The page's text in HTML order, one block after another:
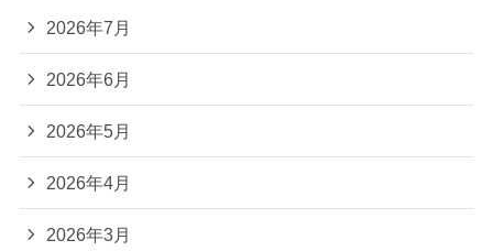
2026年7月
2026年6月
2026年5月
2026年4月
2026年3月